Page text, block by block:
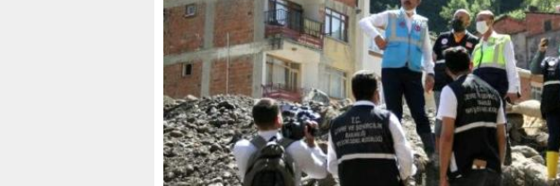
Giresunlu sürücü Orhangazi’de hayatını kaybetti